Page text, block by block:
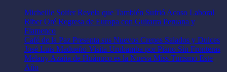
Micheille Soifer Revela que También Sufrió Acoso Laboral
Riber Oré Regresa de Europa con Guitarra Peruana y
Flamenco
Café de la Paz Presenta sus Nuevos Crepes Salados y Dulces
José Luis Madueño Visita Urubamba por Piano Sin Fronteras
Melany Azaña de Huánuco es la Nueva Miss Turismo Este
Año